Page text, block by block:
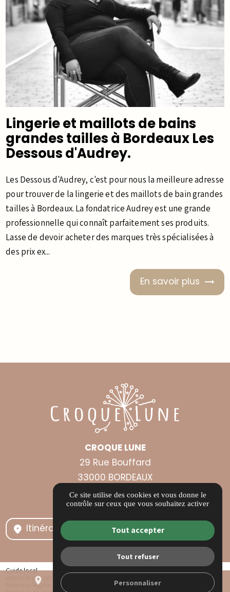
Lingerie et maillots de bains
grandes tailles à Bordeaux Les
Dessous d'Audrey.
Les Dessous d'Audrey, c'est pour nous la meilleure adresse
pour trouver de la lingerie et des maillots de bain grandes
tailles à Bordeaux. La fondatrice Audrey est une grande
professionnelle qui connaît parfaitement ses produits.
Lasse de devoir acheter des marques très spécialisées à
des prix ex...
En savoir plus
place mail
CROQUE LUNE
29 Rue Bouffard
33000 BORDEAUX
contact@croquelune.com
05 40 25 07 05
Itinéraire
Guide local
Informations complémentaires
Mentions légales
Ce site utilise des cookies et vous donne le
contrôle sur ceux que vous souhaitez activer
Tout accepter
Tout refuser
Personnaliser